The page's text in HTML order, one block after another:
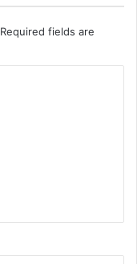
Required fields are